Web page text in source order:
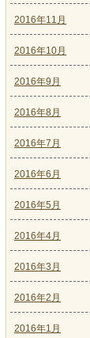
2016年11月
2016年10月
2016年9月
2016年8月
2016年7月
2016年6月
2016年5月
2016年4月
2016年3月
2016年2月
2016年1月